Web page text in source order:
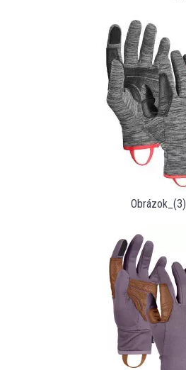
Obrázok_(3)